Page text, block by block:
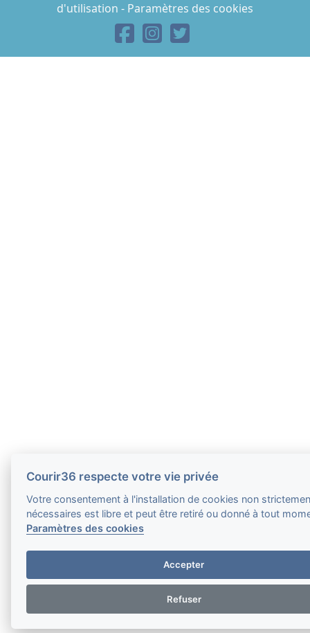
d'utilisation - Paramètres des cookies
Courir36 respecte votre vie privée
Votre consentement à l'installation de cookies non
nécessaires est libre et peut être retiré ou donné à tout
Paramètres des cookies
Accepter
Refuser